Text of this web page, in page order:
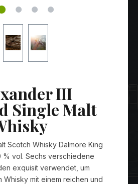
III
Single Malt
Scotch Whisky Dalmore King
% vol. Sechs verschiedene
exquisit verwendet, um
Whisky mit einem reichen und